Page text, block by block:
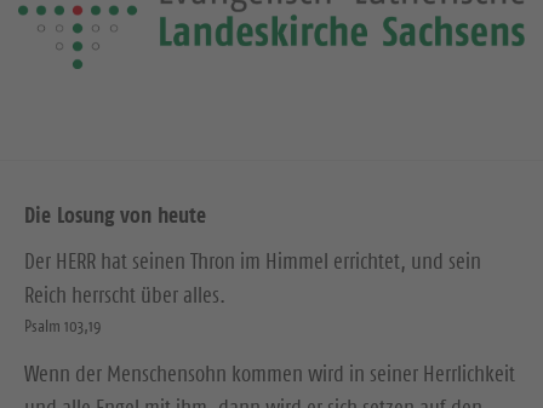
Die Losung von heute
Der HERR hat seinen Thron im Himmel errichtet, und sein
Reich herrscht über alles.
Psalm 103,19
Wenn der Menschensohn kommen wird in seiner Herrlichkeit